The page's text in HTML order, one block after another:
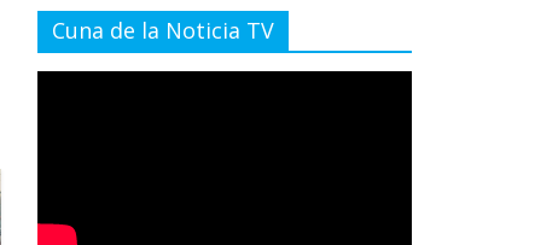
Cuna de la Noticia TV